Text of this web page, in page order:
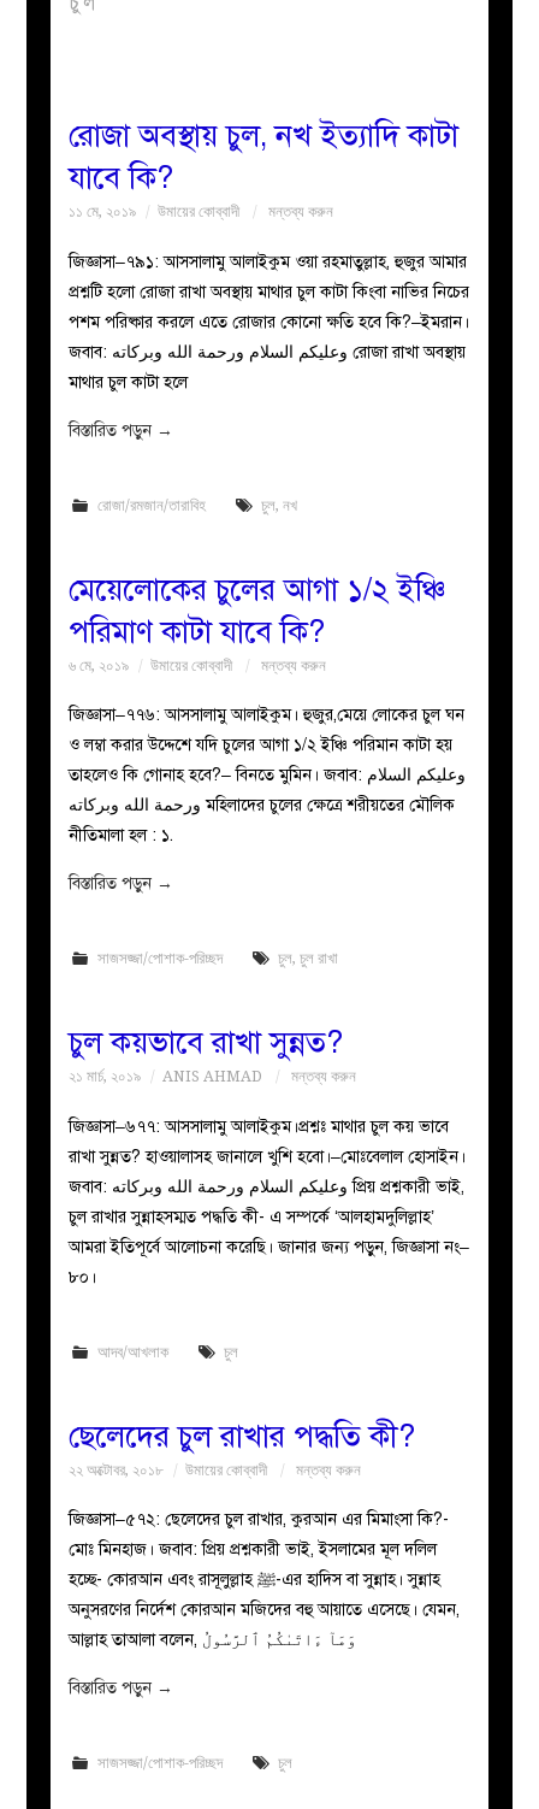
নারীদের
পাতা
মজলিস
প্রশ্ন
করুন
রোজা অবস্থায় চুল, নখ ইত্যাদি কাটা
যাবে কি?
১১ মে, ২০১৯ উমায়ের কোব্বাদী মন্তব্য করুন
জিজ্ঞাসা–৭৯১: আসসালামু আলাইকুম ওয়া রহমাতুল্লাহ, হুজুর আমার
প্রশ্নটি হলো রোজা রাখা অবস্থায় মাথার চুল কাটা কিংবা নাভির নিচের
পশম পরিষ্কার করলে এতে রোজার কোনো ক্ষতি হবে কি?–ইমরান।
জবাব: وعليكم السلام ورحمة الله وبركاته রোজা রাখা অবস্থায়
মাথার চুল কাটা হলে
বিস্তারিত পড়ুন →
রোজা/রমজান/তারাবিহ চুল, নখ
মেয়েলোকের চুলের আগা ১/২ ইঞ্চি
পরিমাণ কাটা যাবে কি?
৬ মে, ২০১৯ উমায়ের কোব্বাদী মন্তব্য করুন
জিজ্ঞাসা–৭৭৬: আসসালামু আলাইকুম। হুজুর,মেয়ে লোকের চুল ঘন
ও লম্বা করার উদ্দেশে যদি চুলের আগা ১/২ ইঞ্চি পরিমান কাটা হয়
তাহলেও কি গোনাহ হবে?– বিনতে মুমিন। জবাব: وعليكم السلام
ورحمة الله وبركاته মহিলাদের চুলের ক্ষেত্রে শরীয়তের মৌলিক
নীতিমালা হল : ১.
বিস্তারিত পড়ুন →
সাজসজ্জা/পোশাক-পরিচ্ছদ চুল, চুল রাখা
চুল কয়ভাবে রাখা সুন্নত?
২১ মার্চ, ২০১৯ ANIS AHMAD মন্তব্য করুন
জিজ্ঞাসা–৬৭৭: আসসালামু আলাইকুম।প্রশ্নঃ মাথার চুল কয় ভাবে
রাখা সুন্নত? হাওয়ালাসহ জানালে খুশি হবো।–মোঃবেলাল হোসাইন।
জবাব: وعليكم السلام ورحمة الله وبركاته প্রিয় প্রশ্নকারী ভাই,
চুল রাখার সুন্নাহসম্মত পদ্ধতি কী- এ সম্পর্কে ‘আলহামদুলিল্লাহ’
আমরা ইতিপূর্বে আলোচনা করেছি। জানার জন্য পড়ুন, জিজ্ঞাসা নং–
৮০।
আদব/আখলাক চুল
ছেলেদের চুল রাখার পদ্ধতি কী?
২২ অক্টোবর, ২০১৮ উমায়ের কোব্বাদী মন্তব্য করুন
জিজ্ঞাসা–৫৭২: ছেলেদের চুল রাখার, কুরআন এর মিমাংসা কি?-
মোঃ মিনহাজ। জবাব: প্রিয় প্রশ্নকারী ভাই, ইসলামের মূল দলিল
হচ্ছে- কোরআন এবং রাসূলুল্লাহ ﷺ-এর হাদিস বা সুন্নাহ। সুন্নাহ
অনুসরণের নির্দেশ কোরআন মজিদের বহু আয়াতে এসেছে। যেমন,
আল্লাহ তাআলা বলেন, وَمَآ ءَاتَىٰكُمُ ٱلرَّسُولُ
বিস্তারিত পড়ুন →
সাজসজ্জা/পোশাক-পরিচ্ছদ চুল